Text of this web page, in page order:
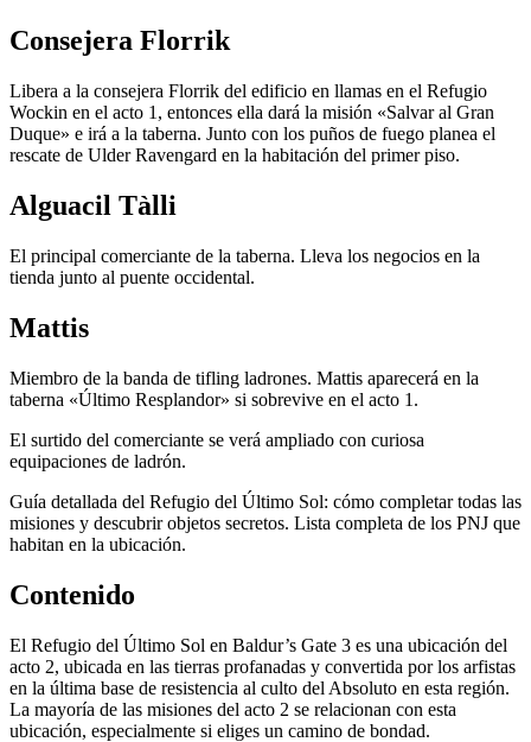
Consejera Florrik
Libera a la consejera Florrik del edificio en llamas en el Refugio
Wockin en el acto 1, entonces ella dará la misión «Salvar al Gran
Duque» e irá a la taberna. Junto con los puños de fuego planea el
rescate de Ulder Ravengard en la habitación del primer piso.
Alguacil Tàlli
El principal comerciante de la taberna. Lleva los negocios en la
tienda junto al puente occidental.
Mattis
Miembro de la banda de tifling ladrones. Mattis aparecerá en la
taberna «Último Resplandor» si sobrevive en el acto 1.
El surtido del comerciante se verá ampliado con curiosa
equipaciones de ladrón.
Guía detallada del Refugio del Último Sol: cómo completar todas las
misiones y descubrir objetos secretos. Lista completa de los PNJ que
habitan en la ubicación.
Contenido
El Refugio del Último Sol en Baldur’s Gate 3 es una ubicación del
acto 2, ubicada en las tierras profanadas y convertida por los arfistas
en la última base de resistencia al culto del Absoluto en esta región.
La mayoría de las misiones del acto 2 se relacionan con esta
ubicación, especialmente si eliges un camino de bondad.